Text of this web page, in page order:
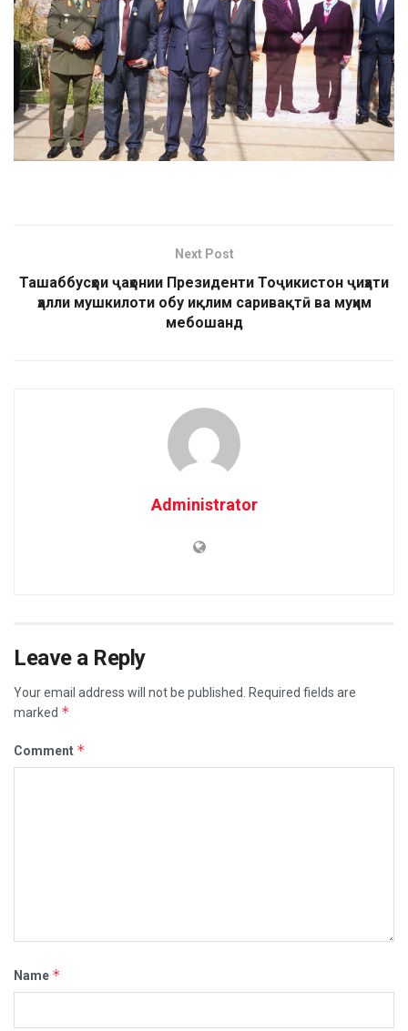
Next Post
Ташаббусҳои ҷаҳонии Президенти Тоҷикистон ҷиҳати
ҳалли мушкилоти обу иқлим саривақтӣ ва муҳим
мебошанд
Administrator
Leave a Reply
Your email address will not be published. Required fields are
marked *
Comment *
Name *